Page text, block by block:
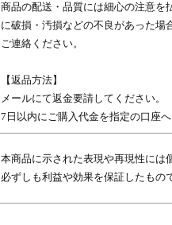
商品の配送・品質には細心の注意を
に破損・汚損などの不良があった場
ご連絡ください。
【返品方法】
メールにて返金要請してください。
7日以内にご購入代金を指定の口座へ
本商品に示された表現や再現性には
必ずしも利益や効果を保証したもの